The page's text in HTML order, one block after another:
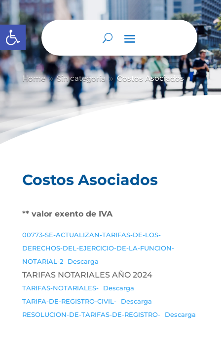
Abrir barra de herramientas
Home 9 Sin categoría 9 Costos Asociados
Costos Asociados
** valor exento de IVA
00773-SE-ACTUALIZAN-TARIFAS-DE-LOS-
DERECHOS-DEL-EJERCICIO-DE-LA-FUNCION-
NOTARIAL-2
Descarga
TARIFAS NOTARIALES AÑO 2024
TARIFAS-NOTARIALES-
Descarga
TARIFA-DE-REGISTRO-CIVIL-
Descarga
RESOLUCION-DE-TARIFAS-DE-REGISTRO-
Descarga